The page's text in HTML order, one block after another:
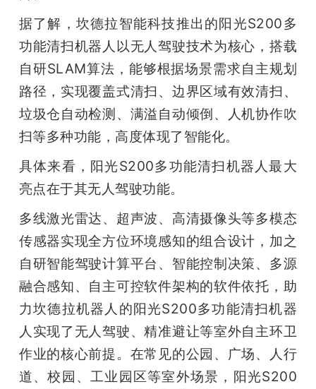
据了解，坎德拉智能科技推出的阳光S200多
功能清扫机器人以无人驾驶技术为核心，搭载
自研SLAM算法，能够根据场景需求自主规划
路径，实现覆盖式清扫、边界区域有效清扫、
垃圾仓自动检测、满溢自动倾倒、人机协作吹
扫等多种功能，高度体现了智能化。
具体来看，阳光S200多功能清扫机器人最大
亮点在于其无人驾驶功能。
多线激光雷达、超声波、高清摄像头等多模态
传感器实现全方位环境感知的组合设计，加之
自研智能驾驶计算平台、智能控制决策、多源
融合感知、自主可控软件架构的软件依托，助
力坎德拉机器人的阳光S200多功能清扫机器
人实现了无人驾驶、精准避让等室外自主环卫
作业的核心前提。在常见的公园、广场、人行
道、校园、工业园区等室外场景，阳光S200